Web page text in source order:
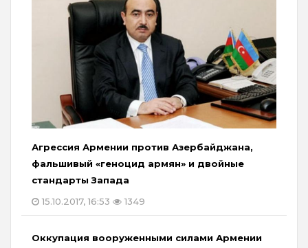
Агрессия Армении против Азербайджана,
фальшивый «геноцид армян» и двойные
стандарты Запада
15.10.2017, 16:53
1349
Оккупация вооруженными силами Армении